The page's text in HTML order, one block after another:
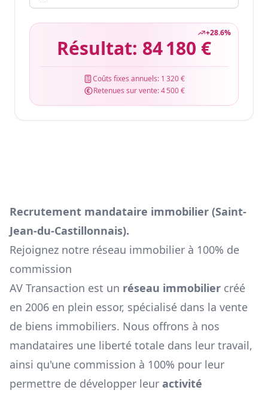
+28.6%
Résultat: 84 180 €
Coûts fixes annuels: 1 320 €
Retenues sur vente:4 500 €
Recrutement mandataire immobilier (Saint-
Jean-du-Castillonnais).
Rejoignez notre réseau immobilier à 100% de
commission
AV Transaction est un réseau immobilier créé
en 2006 en plein essor, spécialisé dans la vente
de biens immobiliers. Nous offrons à nos
mandataires une liberté totale dans leur travail,
ainsi qu'une commission à 100% pour leur
permettre de développer leur activité